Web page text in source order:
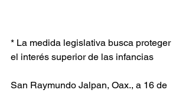
* La medida legislativa busca proteger
el interés superior de las infancias
San Raymundo Jalpan, Oax., a 16 de